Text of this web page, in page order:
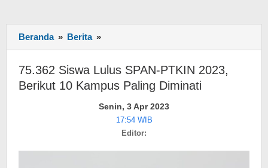
Beranda » Berita »
Siswa
Lulus
SPAN-
PTKIN
2023,
Berikut
75.362 Siswa Lulus SPAN-PTKIN 2023,
Berikut 10 Kampus Paling Diminati
Senin, 3 Apr 2023
17:54 WIB
Editor: